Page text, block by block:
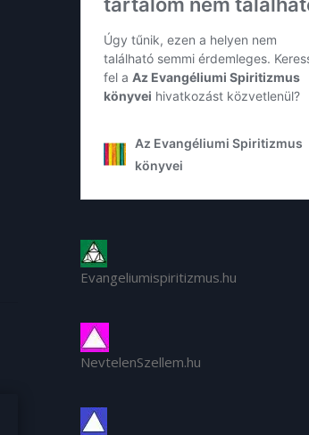
Evangeliumispiritizmus.hu
NevtelenSzellem.hu